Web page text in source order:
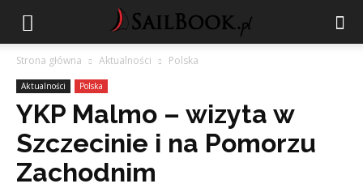
Strona główna Aktualności Polska
Aktualności Polska
YKP Malmo – wizyta w
Szczecinie i na Pomorzu
Zachodnim